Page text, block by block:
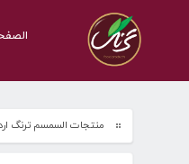
منتجات السمسم ترنگ